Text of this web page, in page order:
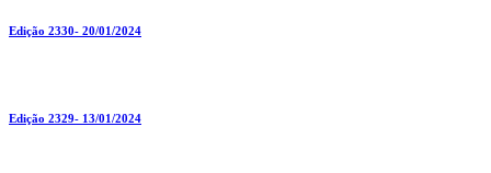
Edição 2330- 20/01/2024
Edição 2329- 13/01/2024